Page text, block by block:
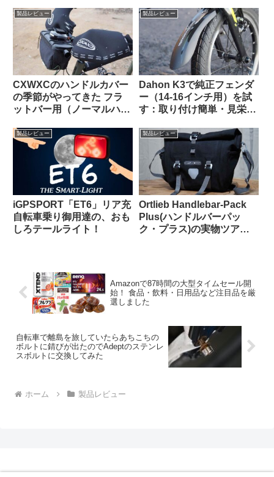
はこれだった【豆感想】
円】
製品レビュー
CXWXCのハンドルカバー
の季節がやってきた フラ
ットバー用（ノーマルハン
で使ってみた
製品レビュー
Dahon K3で純正フェンダ
ー（14-16インチ用）を試
す：取り付け簡単・見栄え
きる？
製品レビュー
iGPSPORT「ET6」リア充
自転車乗り御用達の、おも
しろテールライト！
製品レビュー
Ortlieb Handlebar-Pack
Plus(ハンドルバーパッ
ク・プラス)の実物ツア
Amazonで87時間の大型タイムセール開
始！ 食品・飲料・日用品など注目品を厳
選しました
自転車で離島を旅していたらあちこちの
ボルトに錆びが出たのでAdeptのステンレ
スボルトに交換してみた
ホーム 製品レビュー